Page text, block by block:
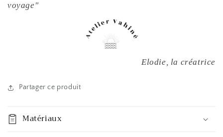
voyage"
Elodie, la créatrice
Partager ce produit
Matériaux